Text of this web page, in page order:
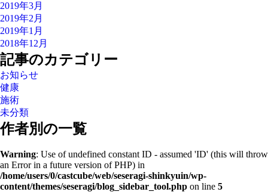
2019年3月
2019年2月
2019年1月
2018年12月
記事のカテゴリー
お知らせ
健康
施術
未分類
作者別の一覧
Warning: Use of undefined constant ID - assumed 'ID' (this will throw
an Error in a future version of PHP) in
/home/users/0/castcube/web/seseragi-shinkyuin/wp-
content/themes/seseragi/blog_sidebar_tool.php on line 5